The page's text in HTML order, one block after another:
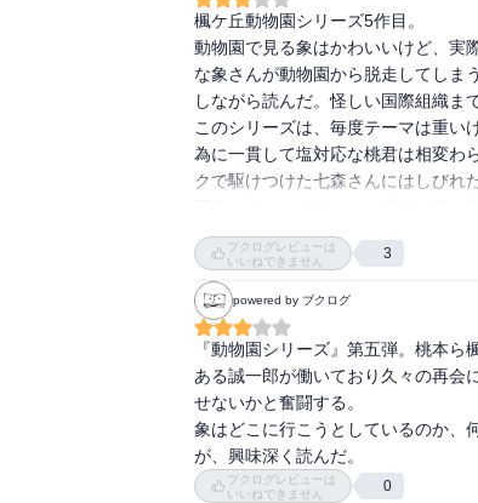
【飼育員】二割は動物好き。三割は
演技力が求められる。当然飼育の知
【ジェシカ】アミメキリンの雌、九
【志倉正人／しくら・まさと】湯村
【週刊文椿／しゅうかんぶんちゅん
【ショコラ】モルモット。
【仁堂製薬株式会社早瀬川研究セン
通種だと思って捕獲したら違った、
【スコティッシュフォールド】元々
【鈴木良太】花里千恵の彼氏。と
【象】動物園でもっとも危険な動物。
【祖父江洋平】フリーライター。花
が赤いフレームのメガネに変える
【ソロモン】怪盗。イリエワニのル
【高橋】庶務。
【鷹待山ファミリーパーク】動物園
【垂水／たるみず】坂下幹也と同じ
【都筑／つづき】南署の刑事。カエ
楓ケ丘動物園シリーズ5作目。
動物園で見る象はかわいいけど、実
な象さんが動物園から脱走してしま
しながら読んだ。怪しい国際組織ま
このシリーズは、毎度テーマは重い
為に一貫して塩対応な桃君は相変わ
クで駆けつけた七森さんにはしびれた
うんだ…！？今後の展開への伏線だ
そして、今回も、本編の内容が霞む
ブクログレビューは
いいねできません
3
powered by ブクログ
『動物園シリーズ』第五弾。桃本
ある誠一郎が働いており久々の再会
せないかと奮闘する。
象はどこに行こうとしているのか、
が、興味深く読んだ。
ブクログレビューは
いいねできません
0